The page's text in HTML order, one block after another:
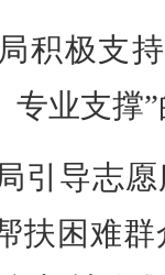
积极支
专业支撑
引导志
扶困难